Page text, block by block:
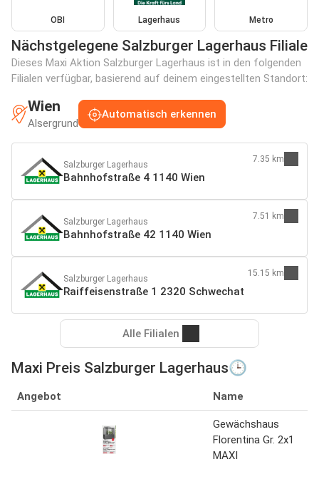
OBI Lagerhaus Metro
Nächstgelegene Salzburger Lagerhaus Filiale
Dieses Maxi Aktion Salzburger Lagerhaus ist in den folgenden
Filialen verfügbar, basierend auf deinem eingestellten Standort:
Wien
Alsergrund
Automatisch erkennen
Salzburger Lagerhaus
Bahnhofstraße 4 1140 Wien
7.35 km
Salzburger Lagerhaus
Bahnhofstraße 42 1140 Wien
7.51 km
Salzburger Lagerhaus
Raiffeisenstraße 1 2320 Schwechat
15.15 km
Alle Filialen
Maxi Preis Salzburger Lagerhaus🕒
Angebot Name
Gewächshaus
Florentina Gr. 2x1
MAXI